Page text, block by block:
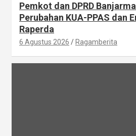
Pemkot dan DPRD
Perubahan KUA-PPAS dan
Raperda
6 Agustus 2026 Ragamberita